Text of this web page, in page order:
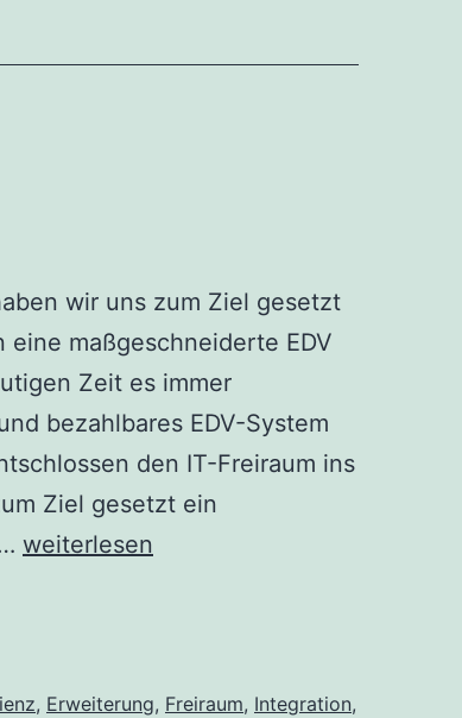
Maschine
wir uns zum Ziel gesetzt
maßgeschneiderte EDV
Zeit es immer
bezahlbares EDV-System
den IT-Freiraum ins
Ziel gesetzt ein
IT-
weiterlesen
, Erweiterung, Freiraum, Integration,